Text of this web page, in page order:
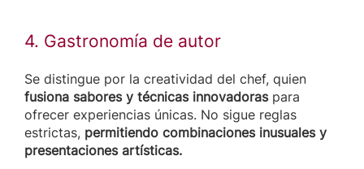
4. Gastronomía de autor
Se distingue por la creatividad del chef, quien
fusiona sabores y técnicas innovadoras para
ofrecer experiencias únicas. No sigue reglas
estrictas, permitiendo combinaciones inusuales y
presentaciones artísticas.